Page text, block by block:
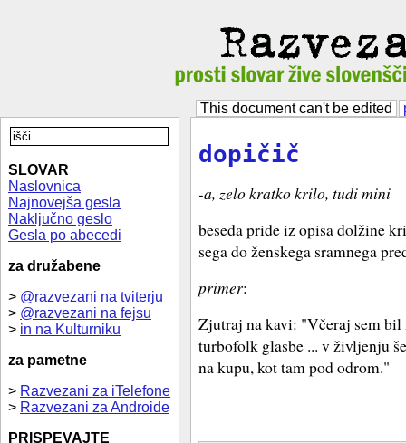
This document can't be edited
SLOVAR
Naslovnica
Najnovejša gesla
Naključno geslo
Gesla po abecedi
za družabene
> @razvezani na tviterju
> @razvezani na fejsu
> in na Kulturniku
za pametne
> Razvezani za iTelefone
> Razvezani za Androide
PRISPEVAJTE
dopičič
-a, zelo kratko krilo, tudi mini
beseda pride iz opisa dolžine
sega do ženskega sramnega
primer:
Zjutraj na kavi: "Včeraj sem bil
turbofolk glasbe ... v življenju
na kupu, kot tam pod odrom."